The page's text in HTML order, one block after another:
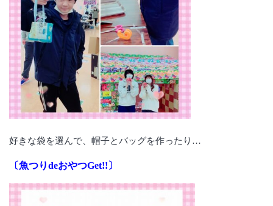
好きな袋を選んで、帽子とバッグを作ったり…
〔魚つりdeおやつGet!!〕